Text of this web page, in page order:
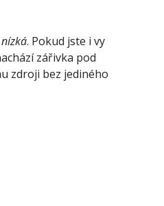
. Pokud jste i vy
zářivka pod
zdroji bez jediného